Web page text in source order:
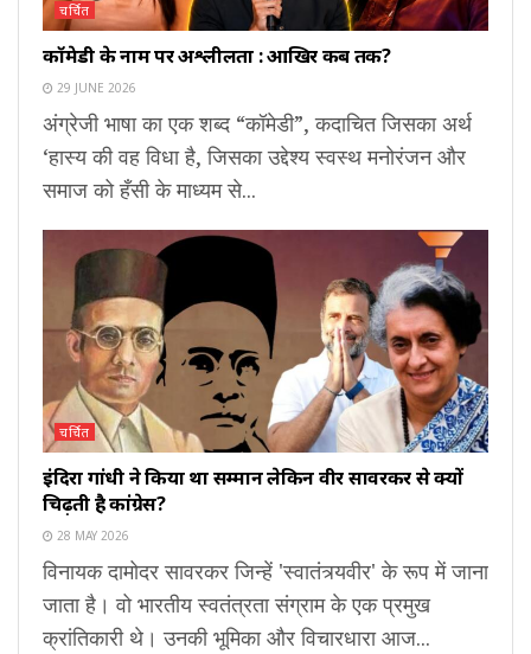
चर्चित
कॉमेडी के नाम पर अश्लीलता : आखिर कब तक?
29 JUNE 2026
अंग्रेजी भाषा का एक शब्द “कॉमेडी”, कदाचित जिसका अर्थ
‘हास्य की वह विधा है, जिसका उद्देश्य स्वस्थ मनोरंजन और
समाज को हँसी के माध्यम से...
चर्चित
इंदिरा गांधी ने किया था सम्मान लेकिन वीर सावरकर से क्यों
चिढ़ती है कांग्रेस?
28 MAY 2026
विनायक दामोदर सावरकर जिन्हें 'स्वातंत्र्यवीर' के रूप में जाना
जाता है। वो भारतीय स्वतंत्रता संग्राम के एक प्रमुख
क्रांतिकारी थे। उनकी भूमिका और विचारधारा आज...